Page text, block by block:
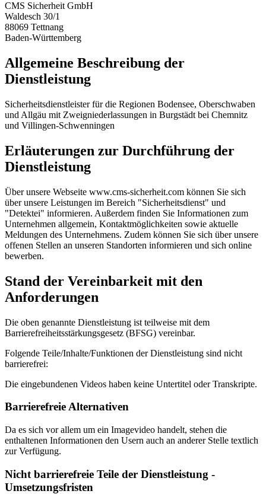
CMS Sicherheit GmbH
Waldesch 30/1
88069 Tettnang
Baden-Württemberg
Allgemeine Beschreibung der
Dienstleistung
Sicherheitsdienstleister für die Regionen Bodensee, Oberschwaben
und Allgäu mit Zweigniederlassungen in Burgstädt bei Chemnitz
und Villingen-Schwenningen
Erläuterungen zur Durchführung der
Dienstleistung
Über unsere Webseite www.cms-sicherheit.com können Sie sich
über unsere Leistungen im Bereich "Sicherheitsdienst" und
"Detektei" informieren. Außerdem finden Sie Informationen zum
Unternehmen allgemein, Kontaktmöglichkeiten sowie aktuelle
Meldungen des Unternehmens. Zudem können Sie sich über unsere
offenen Stellen an unseren Standorten informieren und sich online
bewerben.
Stand der Vereinbarkeit mit den
Anforderungen
Die oben genannte Dienstleistung ist teilweise mit dem
Barrierefreiheitsstärkungsgesetz (BFSG) vereinbar.
Folgende Teile/Inhalte/Funktionen der Dienstleistung sind nicht
barrierefrei:
Die eingebundenen Videos haben keine Untertitel oder Transkripte.
Barrierefreie Alternativen
Da es sich vor allem um ein Imagevideo handelt, stehen die
enthaltenen Informationen den Usern auch an anderer Stelle textlich
zur Verfügung.
Nicht barrierefreie Teile der Dienstleistung -
Umsetzungsfristen